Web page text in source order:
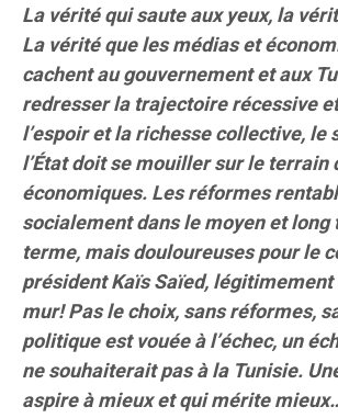
La vérité qui saute aux yeux, la
La vérité que les médias et
cachent au gouvernement et aux
redresser la trajectoire récessive
l’espoir et la richesse collective, le
l’État doit se mouiller sur le terrain
économiques. Les réformes
socialement dans le moyen et long
terme, mais douloureuses pour le
président Kaïs Saïed, légitimement
mur! Pas le choix, sans réformes,
politique est vouée à l’échec, un
ne souhaiterait pas à la Tunisie.
aspire à mieux et qui mérite